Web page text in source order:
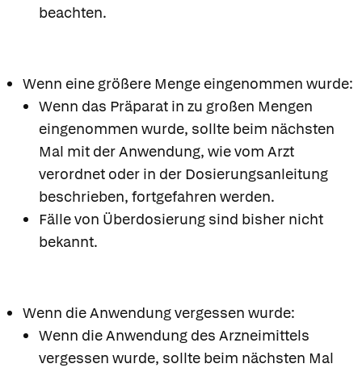
beachten.
Wenn eine größere Menge eingenommen wurde:
Wenn das Präparat in zu großen Mengen
eingenommen wurde, sollte beim nächsten
Mal mit der Anwendung, wie vom Arzt
verordnet oder in der Dosierungsanleitung
beschrieben, fortgefahren werden.
Fälle von Überdosierung sind bisher nicht
bekannt.
Wenn die Anwendung vergessen wurde:
Wenn die Anwendung des Arzneimittels
vergessen wurde, sollte beim nächsten Mal